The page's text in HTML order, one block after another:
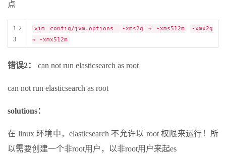
点
1 2
3
vim config/jvm.options -xms2g → -xms512m
-xmx2g
→ -xmx512m
错误2： can not run elasticsearch as root
can not run elasticsearch as root
solutions：
在 linux 环境中，elasticsearch 不允许以 root 权限来运行！所
以需要创建一个非root用户，以非root用户来起es